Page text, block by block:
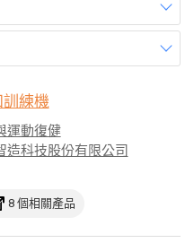
訓練機
運動復健
造科技股份有限公司
8 個相關產品